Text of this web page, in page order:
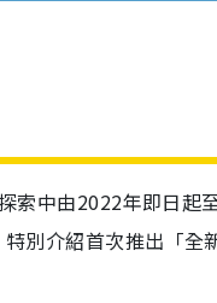
索中由2022年即日
別介紹首次推出「